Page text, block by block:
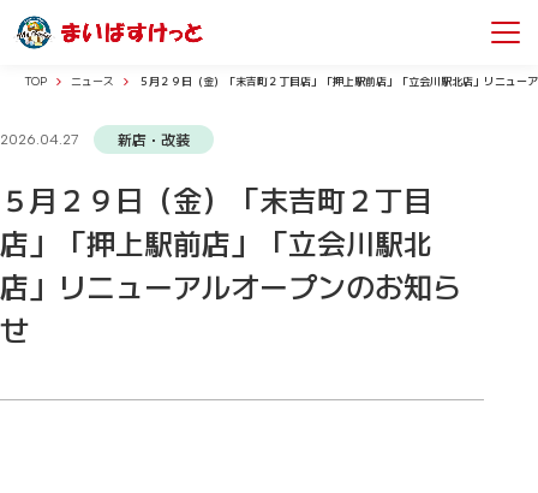
TOP ニュース ５月２９日（金）「末吉町２丁目店」「押上駅前店」「立会川駅北店」リニュー
2026.04.27 新店・改装
５月２９日（金）「末吉町２丁目
店」「押上駅前店」「立会川駅北
店」リニューアルオープンのお知ら
せ